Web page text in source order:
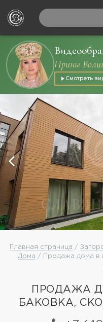
Ирины
Смотреть
Главная страница /
Дома / Продажа дома в
ПРОДАЖА
БАКОВКА,